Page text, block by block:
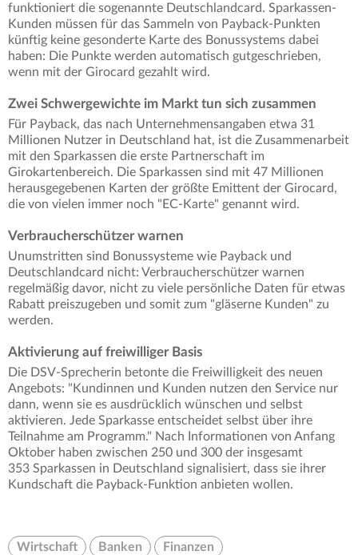
funktioniert die sogenannte Deutschlandcard. Sparkassen-
Kunden müssen für das Sammeln von Payback-Punkten
künftig keine gesonderte Karte des Bonussystems dabei
haben: Die Punkte werden automatisch gutgeschrieben,
wenn mit der Girocard gezahlt wird.
Zwei Schwergewichte im Markt tun sich zusammen
Für Payback, das nach Unternehmensangaben etwa 31
Millionen Nutzer in Deutschland hat, ist die Zusammenarbeit
mit den Sparkassen die erste Partnerschaft im
Girokartenbereich. Die Sparkassen sind mit 47 Millionen
herausgegebenen Karten der größte Emittent der Girocard,
die von vielen immer noch "EC-Karte" genannt wird.
Verbraucherschützer warnen
Unumstritten sind Bonussysteme wie Payback und
Deutschlandcard nicht: Verbraucherschützer warnen
regelmäßig davor, nicht zu viele persönliche Daten für etwas
Rabatt preiszugeben und somit zum "gläserne Kunden" zu
werden.
Aktivierung auf freiwilliger Basis
Die DSV-Sprecherin betonte die Freiwilligkeit des neuen
Angebots: "Kundinnen und Kunden nutzen den Service nur
dann, wenn sie es ausdrücklich wünschen und selbst
aktivieren. Jede Sparkasse entscheidet selbst über ihre
Teilnahme am Programm." Nach Informationen von Anfang
Oktober haben zwischen 250 und 300 der insgesamt
353 Sparkassen in Deutschland signalisiert, dass sie ihrer
Kundschaft die Payback-Funktion anbieten wollen.
Wirtschaft Banken Finanzen